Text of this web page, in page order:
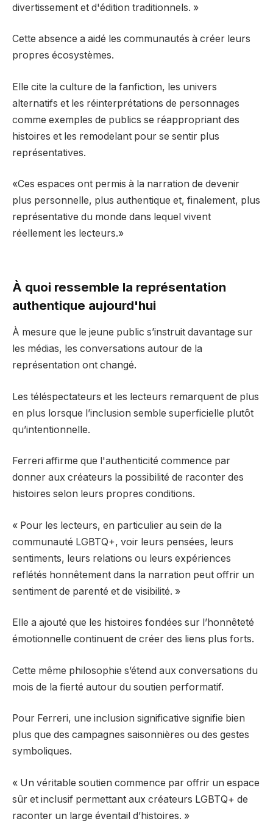
divertissement et d'édition traditionnels. »
Cette absence a aidé les communautés à créer leurs
propres écosystèmes.
Elle cite la culture de la fanfiction, les univers
alternatifs et les réinterprétations de personnages
comme exemples de publics se réappropriant des
histoires et les remodelant pour se sentir plus
représentatives.
«Ces espaces ont permis à la narration de devenir
plus personnelle, plus authentique et, finalement, plus
représentative du monde dans lequel vivent
réellement les lecteurs.»
À quoi ressemble la représentation
authentique aujourd'hui
À mesure que le jeune public s’instruit davantage sur
les médias, les conversations autour de la
représentation ont changé.
Les téléspectateurs et les lecteurs remarquent de plus
en plus lorsque l’inclusion semble superficielle plutôt
qu’intentionnelle.
Ferreri affirme que l'authenticité commence par
donner aux créateurs la possibilité de raconter des
histoires selon leurs propres conditions.
« Pour les lecteurs, en particulier au sein de la
communauté LGBTQ+, voir leurs pensées, leurs
sentiments, leurs relations ou leurs expériences
reflétés honnêtement dans la narration peut offrir un
sentiment de parenté et de visibilité. »
Elle a ajouté que les histoires fondées sur l’honnêteté
émotionnelle continuent de créer des liens plus forts.
Cette même philosophie s’étend aux conversations du
mois de la fierté autour du soutien performatif.
Pour Ferreri, une inclusion significative signifie bien
plus que des campagnes saisonnières ou des gestes
symboliques.
« Un véritable soutien commence par offrir un espace
sûr et inclusif permettant aux créateurs LGBTQ+ de
raconter un large éventail d’histoires. »